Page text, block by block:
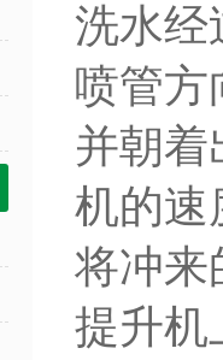
洗水经
喷管方
并朝着
机的速
将冲来
提升机